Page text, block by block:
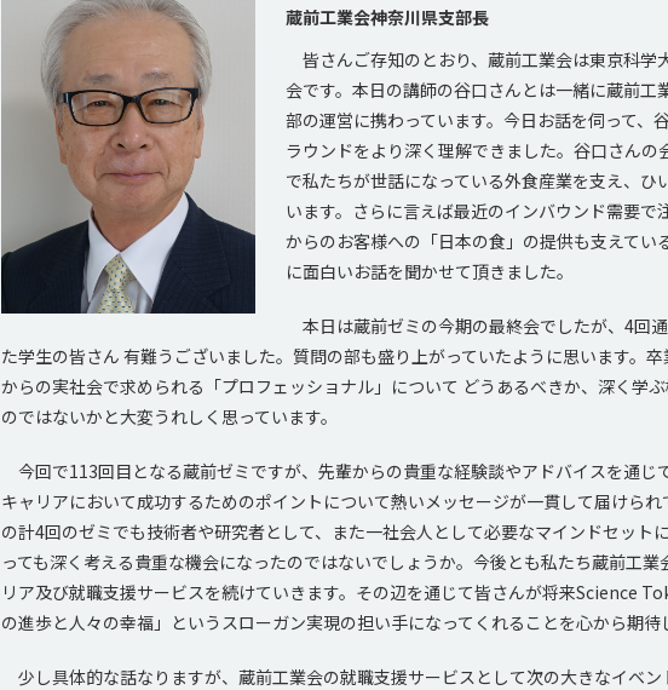
蔵前工業会神奈川県支部長
皆さんご存知のとおり、蔵前工業会は東京科学
会です。本日の講師の谷口さんとは一緒に蔵前工
部の運営に携わっています。今日お話を伺って、
ラウンドをより深く理解できました。谷口さん
で私たちが世話になっている外食産業を支え、ひ
います。さらに言えば最近のインバウンド需要で
からのお客様への「日本の食」の提供も支えてい
に面白いお話を聞かせて頂きました。
本日は蔵前ゼミの今期の最終会でしたが、4回
た学生の皆さん 有難うございました。質問の部も盛り上がっていたように思います。
からの実社会で求められる「プロフェッショナル」について どうあるべきか、深く学
のではないかと大変うれしく思っています。
今回で113回目となる蔵前ゼミですが、先輩からの貴重な経験談やアドバイスを通じ
キャリアにおいて成功するためのポイントについて熱いメッセージが一貫して届けら
の計4回のゼミでも技術者や研究者として、また一社会人として必要なマインドセット
っても深く考える貴重な機会になったのではないでしょうか。今後とも私たち蔵前工業
リア及び就職支援サービスを続けていきます。その辺を通じて皆さんが将来Science
の進歩と人々の幸福」というスローガン実現の担い手になってくれることを心から期待
少し具体的な話なりますが、蔵前工業会の就職支援サービスとして次の大きなイベン